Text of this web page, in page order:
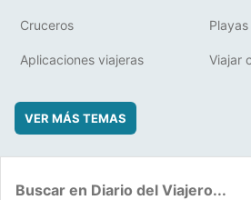
Cruceros Playas
Aplicaciones viajeras Viajar
VER MÁS TEMAS